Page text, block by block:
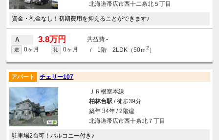
北海道帯広市西十二条北５丁目
資金・礼金なし！初期費用を抑えることができます♪
A 3.8万円 -
敷 0ヶ月 礼 0ヶ月 / 1階 2LDK（50ｍ2 ）
アパート チェリー107
ＪＲ根室本線
柏林台駅/ 徒歩39分
築年 34年 / 2階建
北海道帯広市西十条北７丁目
駐車場2台可！バルコニー付き♪